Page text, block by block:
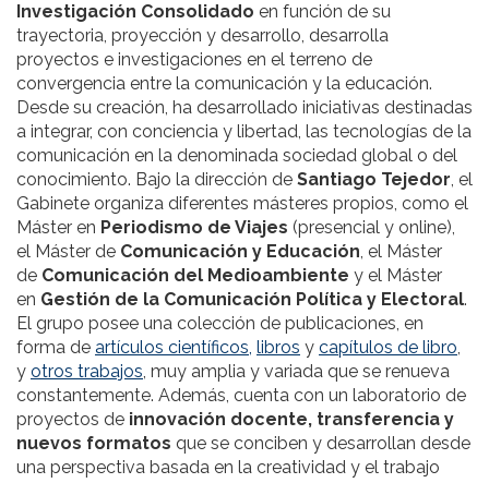
Investigación Consolidado en función de su
trayectoria, proyección y desarrollo, desarrolla
proyectos e investigaciones en el terreno de
convergencia entre la comunicación y la educación.
Desde su creación, ha desarrollado iniciativas destinadas
a integrar, con conciencia y libertad, las tecnologías de la
comunicación en la denominada sociedad global o del
conocimiento. Bajo la dirección de Santiago Tejedor, el
Gabinete organiza diferentes másteres propios, como el
Máster en Periodismo de Viajes (presencial y online),
el Máster de Comunicación y Educación, el Máster
de Comunicación del Medioambiente y el Máster
en Gestión de la Comunicación Política y Electoral.
El grupo posee una colección de publicaciones, en
forma de artículos científicos, libros y capítulos de libro,
y otros trabajos, muy amplia y variada que se renueva
constantemente. Además, cuenta con un laboratorio de
proyectos de innovación docente, transferencia y
nuevos formatos que se conciben y desarrollan desde
una perspectiva basada en la creatividad y el trabajo